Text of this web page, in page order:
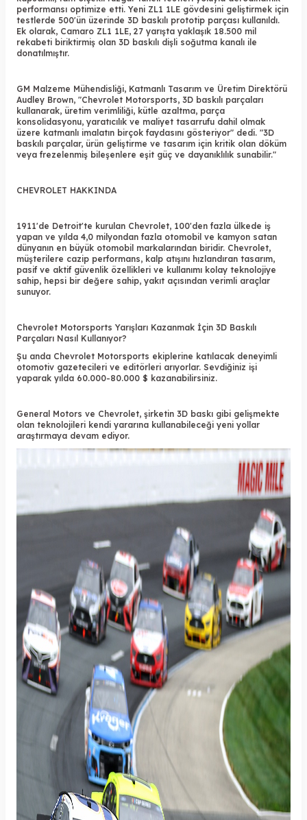
performansı optimize etti. Yeni ZL1 1LE gövdesini geliştirmek için
testlerde 500'ün üzerinde 3D baskılı prototip parçası kullanıldı.
Ek olarak, Camaro ZL1 1LE, 27 yarışta yaklaşık 18.500 mil
rekabeti biriktirmiş olan 3D baskılı dişli soğutma kanalı ile
donatılmıştır.
GM Malzeme Mühendisliği, Katmanlı Tasarım ve Üretim Direktörü
Audley Brown, "Chevrolet Motorsports, 3D baskılı parçaları
kullanarak, üretim verimliliği, kütle azaltma, parça
konsolidasyonu, yaratıcılık ve maliyet tasarrufu dahil olmak
üzere katmanlı imalatın birçok faydasını gösteriyor" dedi. "3D
baskılı parçalar, ürün geliştirme ve tasarım için kritik olan döküm
veya frezelenmiş bileşenlere eşit güç ve dayanıklılık sunabilir."
CHEVROLET HAKKINDA
1911'de Detroit'te kurulan Chevrolet, 100'den fazla ülkede iş
yapan ve yılda 4,0 milyondan fazla otomobil ve kamyon satan
dünyanın en büyük otomobil markalarından biridir. Chevrolet,
müşterilere cazip performans, kalp atışını hızlandıran tasarım,
pasif ve aktif güvenlik özellikleri ve kullanımı kolay teknolojiye
sahip, hepsi bir değere sahip, yakıt açısından verimli araçlar
sunuyor.
Chevrolet Motorsports Yarışları Kazanmak İçin 3D Baskılı
Parçaları Nasıl Kullanıyor?
Şu anda Chevrolet Motorsports ekiplerine katılacak deneyimli
otomotiv gazetecileri ve editörleri arıyorlar. Sevdiğiniz işi
yaparak yılda 60.000-80.000 $ kazanabilirsiniz.
General Motors ve Chevrolet, şirketin 3D baskı gibi gelişmekte
olan teknolojileri kendi yararına kullanabileceği yeni yollar
araştırmaya devam ediyor.